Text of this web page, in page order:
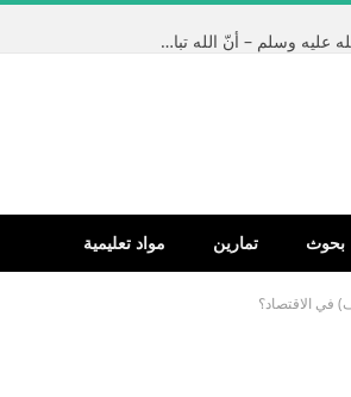
تم الإجابة عليه: أخبرنا حبيبنا المصطفى – صلى الله عليه وسلم – أنّ الله تبارك وتعالى كتب كتاباً قبل أن يخلق السماوات والأرض بألفي عام * وهو عند العرش * وأنه أنزل منه آيتين فما هما ؟
بحوث تمارين مواد تعليمية
في الاقتصاد؟